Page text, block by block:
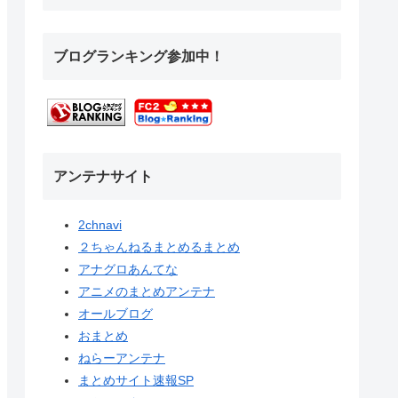
ブログランキング参加中！
アンテナサイト
2chnavi
２ちゃんねるまとめるまとめ
アナグロあんてな
アニメのまとめアンテナ
オールブログ
おまとめ
ねらーアンテナ
まとめサイト速報SP